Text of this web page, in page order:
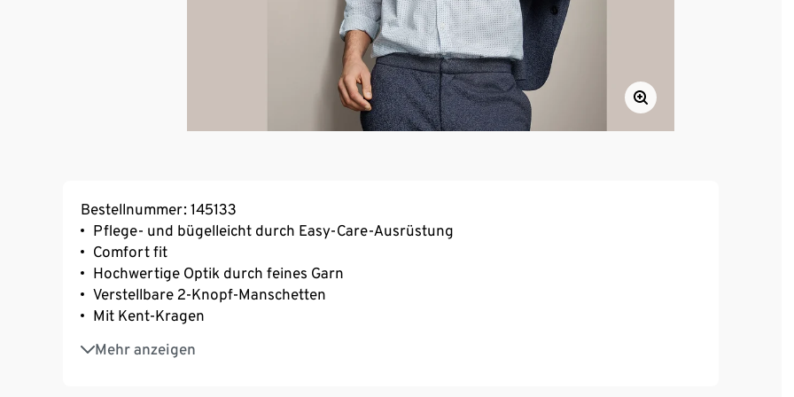
Bestellnummer: 145133
Pflege- und bügelleicht durch Easy-Care-Ausrüstung
Comfort fit
Hochwertige Optik durch feines Garn
Verstellbare 2-Knopf-Manschetten
Mit Kent-Kragen
Mehr anzeigen
Markeneinlagen für hohe Formstabilität in Kragen und Manschetten
Leicht abgerundeter Saum